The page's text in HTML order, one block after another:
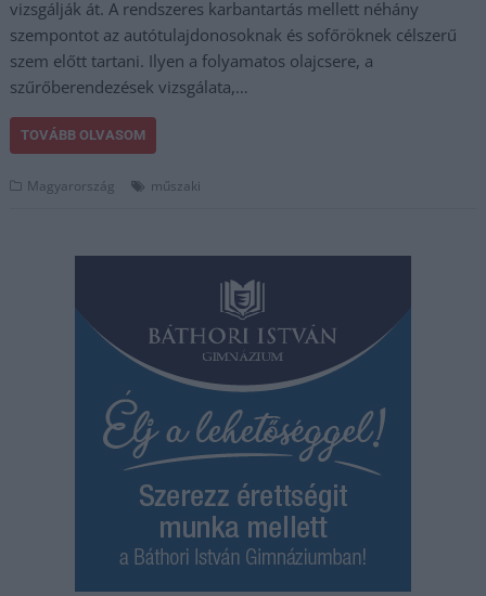
vizsgálják át. A rendszeres karbantartás mellett néhány
szempontot az autótulajdonosoknak és sofőröknek célszerű
szem előtt tartani. Ilyen a folyamatos olajcsere, a
szűrőberendezések vizsgálata,…
TOVÁBB OLVASOM
Magyarország műszaki